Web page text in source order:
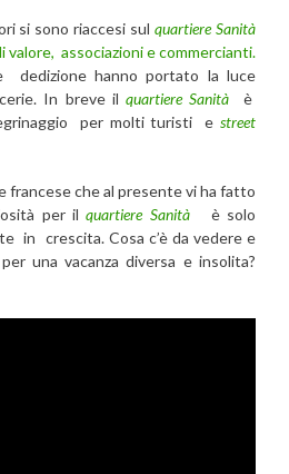
si sono riaccesi sulquartiere Sanità
valore, associazioni e commercianti.
hanno portato la luce
In breve ilquartiere Sanità
è
per molti turisti e street
francese che al presente vi ha fatto
per ilquartiere Sanità
è solo
in crescita. Cosa c’è da vedere e
per una vacanza diversa e insolita?